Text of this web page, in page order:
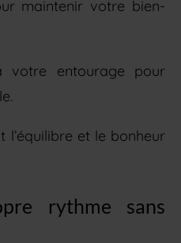
maintenir votre bien-
votre entourage pour
l’équilibre et le bonheur
rythme sans